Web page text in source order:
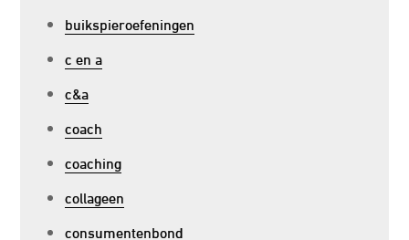
buikspieroefeningen
c en a
c&a
coach
coaching
collageen
consumentenbond